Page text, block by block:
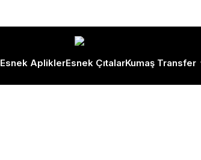
Esnek ApliklerEsnek ÇıtalarKumaş Transfer